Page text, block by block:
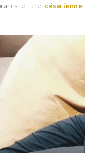
et une césarienne